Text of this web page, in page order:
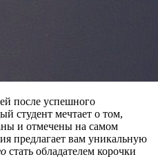
после успешного
студент мечтает о том,
и отмечены на самом
предлагает вам уникальную
стать обладателем корочки